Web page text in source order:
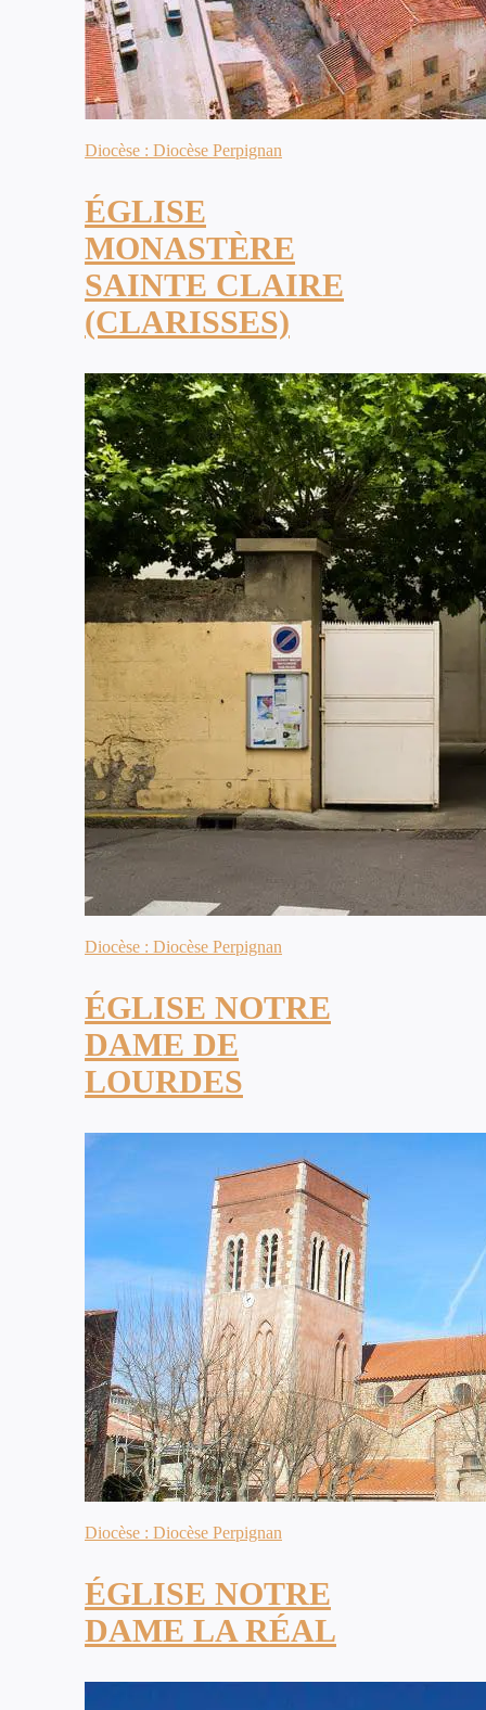
Diocèse : Diocèse Perpignan
ÉGLISE
MONASTÈRE
SAINTE CLAIRE
(CLARISSES)
Diocèse : Diocèse Perpignan
ÉGLISE NOTRE
DAME DE
LOURDES
Diocèse : Diocèse Perpignan
ÉGLISE NOTRE
DAME LA RÉAL